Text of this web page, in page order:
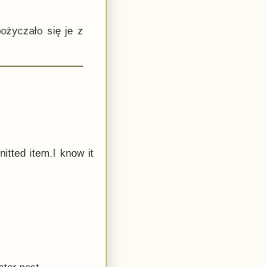
się je z
item.I know it